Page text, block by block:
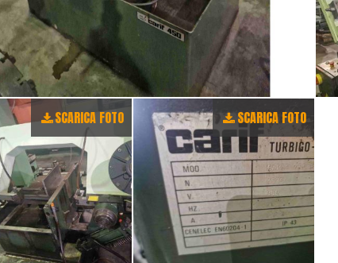
SCARICA FOTO SCARICA FOTO